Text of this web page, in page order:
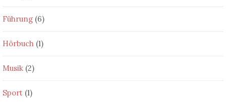
Führung (6)
Hörbuch (1)
Musik (2)
Sport (1)